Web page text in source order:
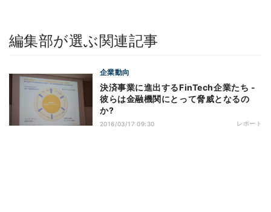
編集部が選ぶ関連記事
企業動向
決済事業に進出するFinTech企業たち -
彼らは金融機関にとって脅威となるの
か?
2016/03/17 09:30 レポート